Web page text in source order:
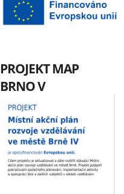
PROJEKT MAP
BRNO V